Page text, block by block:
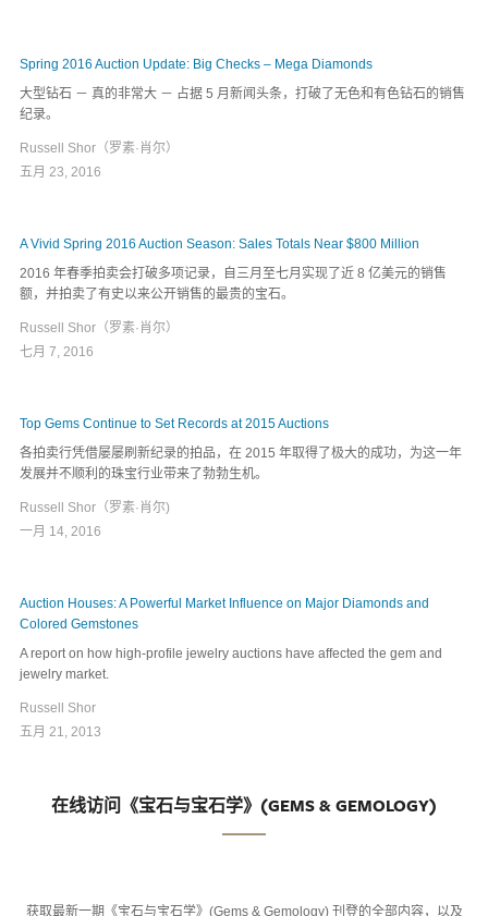
Spring 2016 Auction Update: Big Checks – Mega Diamonds
大型钻石 － 真的非常大 － 占据 5 月新闻头条，打破了无色和有色钻石的销售
纪录。
Russell Shor（罗素·肖尔）
五月 23, 2016
A Vivid Spring 2016 Auction Season: Sales Totals Near $800 Million
2016 年春季拍卖会打破多项记录，自三月至七月实现了近 8 亿美元的销售
额，并拍卖了有史以来公开销售的最贵的宝石。
Russell Shor（罗素·肖尔）
七月 7, 2016
Top Gems Continue to Set Records at 2015 Auctions
各拍卖行凭借屡屡刷新纪录的拍品，在 2015 年取得了极大的成功，为这一年
发展并不顺利的珠宝行业带来了勃勃生机。
Russell Shor（罗素·肖尔)
一月 14, 2016
Auction Houses: A Powerful Market Influence on Major Diamonds and
Colored Gemstones
A report on how high-profile jewelry auctions have affected the gem and
jewelry market.
Russell Shor
五月 21, 2013
在线访问《宝石与宝石学》(GEMS & GEMOLOGY)
获取最新一期《宝石与宝石学》(Gems & Gemology) 刊登的全部内容，以及